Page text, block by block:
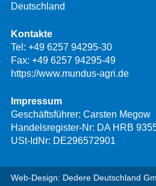
Deutschland
Kontakte
Tel: +49 6257 94295-30
Fax: +49 6257 94295-49
https://www.mundus-agri.de
Impressum
Geschäftsführer: Carsten Megow
Handelsregister-Nr: DA HRB
USt-IdNr: DE296572901
Web-Design: Dedere Deutschland